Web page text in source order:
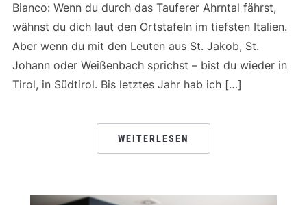
Bianco: Wenn du durch das Tauferer Ahrntal fährst,
wähnst du dich laut den Ortstafeln im tiefsten Italien.
Aber wenn du mit den Leuten aus St. Jakob, St.
Johann oder Weißenbach sprichst – bist du wieder in
Tirol, in Südtirol. Bis letztes Jahr hab ich […]
WEITERLESEN